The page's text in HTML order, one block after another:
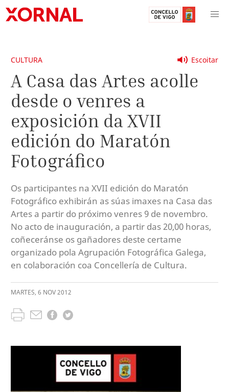
Escoitar
CULTURA
A Casa das Artes acolle
desde o venres a
exposición da XVII
edición do Maratón
Fotográfico
Os participantes na XVII edición do Maratón
Fotográfico exhibirán as súas imaxes na Casa das
Artes a partir do próximo venres 9 de novembro.
No acto de inauguración, a partir das 20,00 horas,
coñeceránse os gañadores deste certame
organizado pola Agrupación Fotográfica Galega,
en colaboración coa Concellería de Cultura.
MARTES, 6 NOV2012